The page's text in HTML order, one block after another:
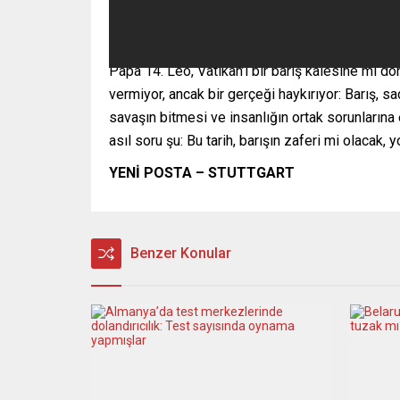
Papa 14. Leo, Vatikan’ı bir barış kalesine mi
vermiyor, ancak bir gerçeği haykırıyor: Barış,
savaşın bitmesi ve insanlığın ortak
asıl soru şu: Bu tarih, barışın zaferi mi olacak,
YENİ POSTA – STUTTGART
Benzer Konular